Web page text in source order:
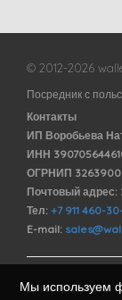
© 2012-2026
Посредник с
Контакты
ИП Воробьева
ИНН
ОГРНИП
Почтовый адрес:
Тел: +7 911 460-
E-mail:
Договор оферты
Мы используем